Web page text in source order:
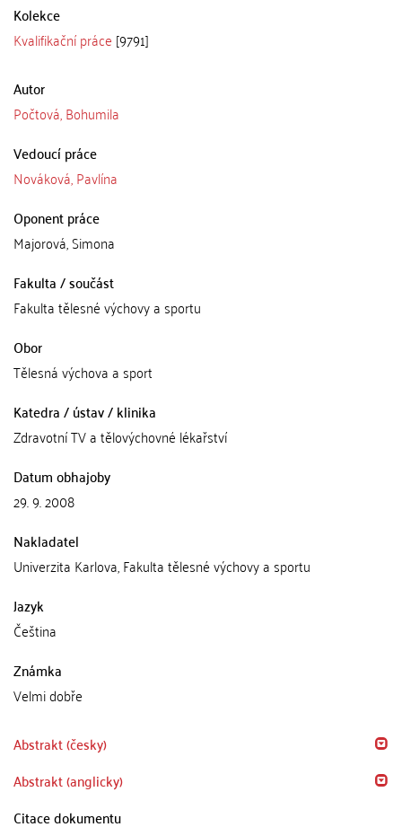
Kolekce
Kvalifikační práce [9791]
Autor
Počtová, Bohumila
Vedoucí práce
Nováková, Pavlína
Oponent práce
Majorová, Simona
Fakulta / součást
Fakulta tělesné výchovy a sportu
Obor
Tělesná výchova a sport
Katedra / ústav / klinika
Zdravotní TV a tělovýchovné lékařství
Datum obhajoby
29. 9. 2008
Nakladatel
Univerzita Karlova, Fakulta tělesné výchovy a sportu
Jazyk
Čeština
Známka
Velmi dobře
Abstrakt (česky)
Abstrakt (anglicky)
Citace dokumentu